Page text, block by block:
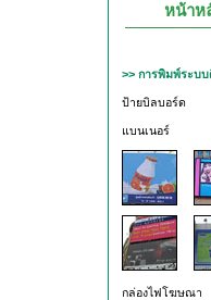
หน้าห
>> การพิมพ์ระบบ
ป้ายบิลบอร์ด
แบนเนอร์
กล่องไฟโฆษณา